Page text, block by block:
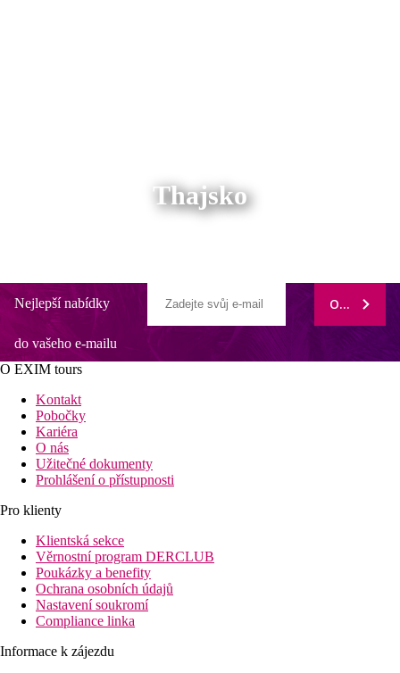
Thajsko
Nejlepší nabídky
do vašeho e-mailu
ODEBÍRAT
O EXIM tours
Kontakt
Pobočky
Kariéra
O nás
Užitečné dokumenty
Prohlášení o přístupnosti
Pro klienty
Klientská sekce
Věrnostní program DERCLUB
Poukázky a benefity
Ochrana osobních údajů
Nastavení soukromí
Compliance linka
Informace k zájezdu